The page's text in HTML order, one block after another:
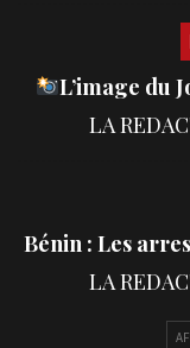
L’image du
Bénin : Les